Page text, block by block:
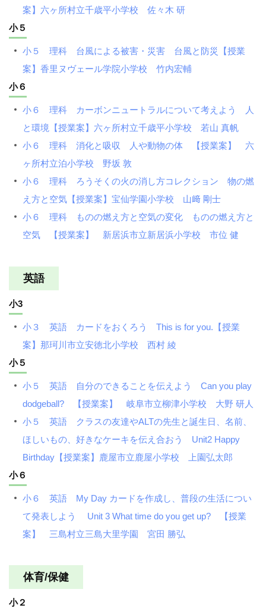
案】六ヶ所村立千歳平小学校 佐々木 研
小５
小５ 理科 台風による被害・災害 台風と防災【授業
案】香里ヌヴェール学院小学校 竹内宏輔
小６
小６ 理科 カーボンニュートラルについて考えよう 人
と環境【授業案】六ヶ所村立千歳平小学校 若山 真帆
小６ 理科 消化と吸収 人や動物の体 【授業案】 六
ヶ所村立泊小学校 野坂 敦
小６ 理科 ろうそくの火の消し方コレクション 物の燃
え方と空気【授業案】宝仙学園小学校 山﨑 剛士
小６ 理科 ものの燃え方と空気の変化 ものの燃え方と
空気 【授業案】 新居浜市立新居浜小学校 市位 健
英語
小3
小３ 英語 カードをおくろう This is for you.【授業
案】那珂川市立安徳北小学校 西村 綾
小５
小５ 英語 自分のできることを伝えよう Can you play
dodgeball? 【授業案】 岐阜市立柳津小学校 大野 研人
小５ 英語 クラスの友達やALTの先生と誕生日、名前、
ほしいもの、好きなケーキを伝え合おう Unit2 Happy
Birthday【授業案】鹿屋市立鹿屋小学校 上園弘太郎
小６
小６ 英語 My Day カードを作成し、普段の生活につい
て発表しよう Unit 3 What time do you get up? 【授業
案】 三島村立三島大里学園 宮田 勝弘
体育/保健
小２